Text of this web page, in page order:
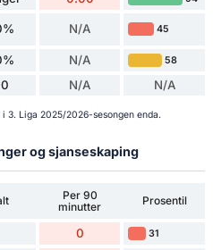
N/A 45
N/A 58
N/A N/A
3. Liga 2025/2026-sesongen enda.
og sjanseskaping
Per 90
minutter
Prosentil
0 31